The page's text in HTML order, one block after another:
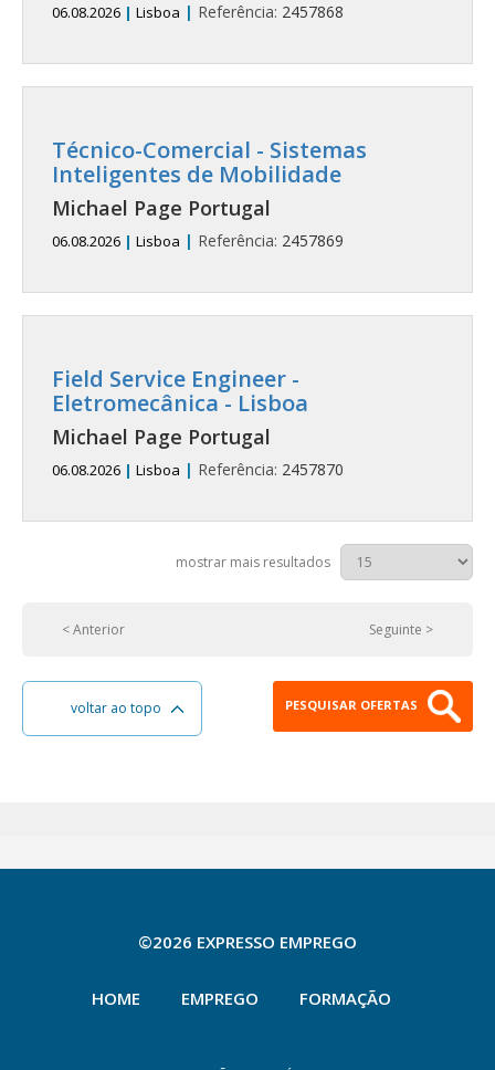
06.08.2026 | Lisboa | Referência: 2457868
Técnico-Comercial - Sistemas
Inteligentes de Mobilidade
Michael Page Portugal
06.08.2026 | Lisboa | Referência: 2457869
Field Service Engineer -
Eletromecânica - Lisboa
Michael Page Portugal
06.08.2026 | Lisboa | Referência: 2457870
mostrar mais resultados
< Anterior Seguinte >
voltar ao topo PESQUISAR OFERTAS
©2026 EXPRESSO EMPREGO
HOME EMPREGO FORMAÇÃO